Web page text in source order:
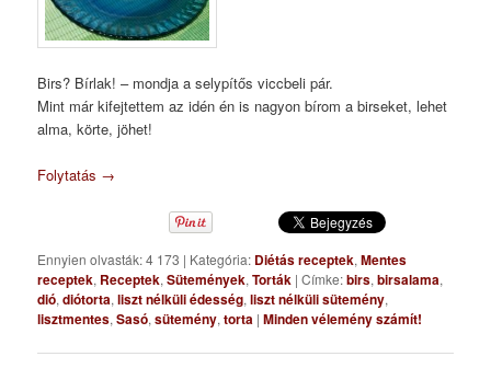
Birs? Bírlak! – mondja a selypítős viccbeli pár.
Mint már kifejtettem az idén én is nagyon bírom a birseket, lehet
alma, körte, jöhet!
Folytatás →
Ennyien olvasták: 4 173 | Kategória: Diétás receptek,Mentes
receptek, Receptek,Sütemények,Torták |Címke:birs,birsalama,
dió,diótorta,liszt nélküli édesség,liszt nélküli sütemény,
lisztmentes,Sasó,sütemény,torta |Minden vélemény számít!